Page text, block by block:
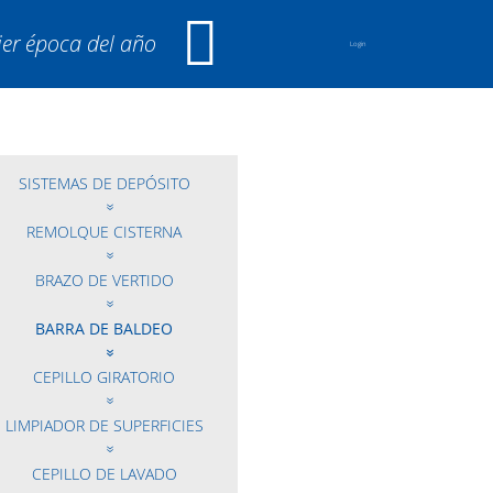
Login
época del año
SISTEMAS DE DEPÓSITO
REMOLQUE CISTERNA
BRAZO DE VERTIDO
BARRA DE BALDEO
CEPILLO GIRATORIO
LIMPIADOR DE SUPERFICIES
CEPILLO DE LAVADO